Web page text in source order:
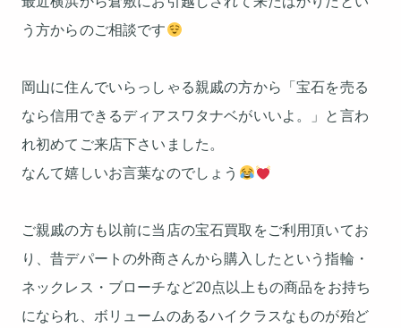
う方からのご相談です
岡山に住んでいらっしゃる親戚の方から「宝石を売る
なら信用できるディアスワタナベがいいよ。」と言わ
れ初めてご来店下さいました。
なんて嬉しいお言葉なのでしょう
ご親戚の方も以前に当店の宝石買取をご利用頂いてお
り、昔デパートの外商さんから購入したという指輪・
ネックレス・ブローチなど20点以上もの商品をお持ち
になられ、ボリュームのあるハイクラスなものが殆ど